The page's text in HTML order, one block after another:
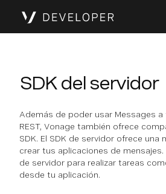
SDK del servidor
Además de poder usar Messages a
REST, Vonage también ofrece
SDK. El SDK de servidor ofrece una
crear tus aplicaciones de mensajes.
de servidor para realizar tareas
desde tu aplicación.